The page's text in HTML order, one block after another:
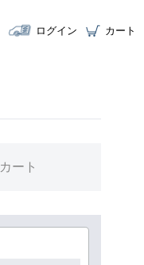
ログイン カート
カート